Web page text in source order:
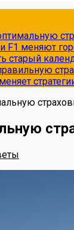
F1 меняют
старый